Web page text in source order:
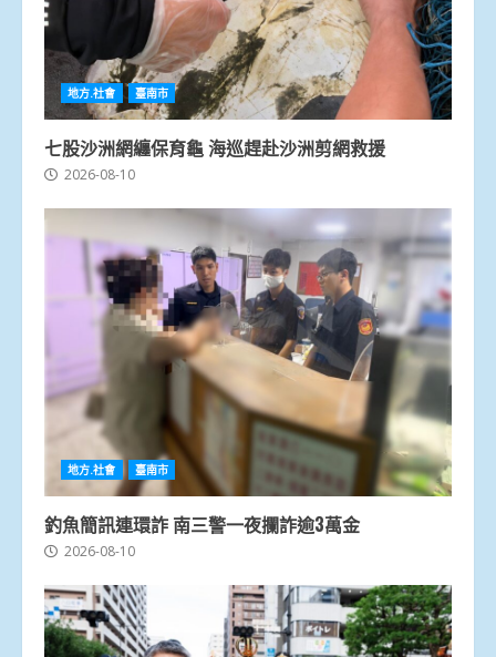
地方.社會 臺南市
七股沙洲網纏保育龜 海巡趕赴沙洲剪網救援
2026-08-10
地方.社會 臺南市
釣魚簡訊連環詐 南三警一夜攔詐逾3萬金
2026-08-10